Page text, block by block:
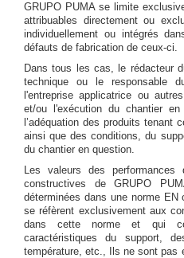
GRUPO PUMA se limite
attribuables directement ou
individuellement ou intégrés
défauts de fabrication de ceux-ci.
Dans tous les cas, le rédacteur
technique ou le responsable
l'entreprise applicatrice ou
et/ou l'exécution du chantier
l’adéquation des produits tenant
ainsi que des conditions, du
du chantier en question.
Les valeurs des
constructives de GRUPO
déterminées dans une norme EN
se réfèrent exclusivement aux
dans cette norme et qui
caractéristiques du support,
température, etc., Ils ne sont pas